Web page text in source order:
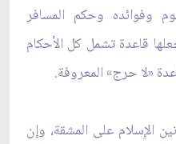
وفوائده وحكم المسافر
قاعدة تشمل كل الأحكام
«لا حرج» المعروفة.
الإِسلام على المشقة، وإن